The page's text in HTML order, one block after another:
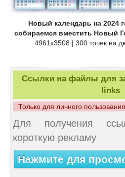
Новый календарь на 2024
собираемся вместить Новый
4961x3508 | 300 точек на
Ссылки на файлы для
links
Только для личного
Для получения
короткую рекламу
Нажмите для